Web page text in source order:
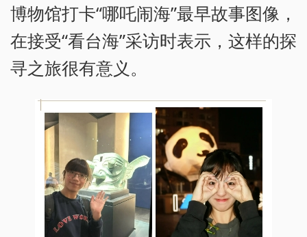
博物馆打卡“哪吒闹海”最早故事图像，
在接受“看台海”采访时表示，这样的探
寻之旅很有意义。